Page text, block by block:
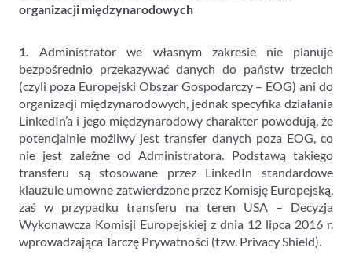
organizacji międzynarodowych
1. Administrator we własnym zakresie nie planuje
bezpośrednio przekazywać danych do państw trzecich
(czyli poza Europejski Obszar Gospodarczy – EOG) ani do
organizacji międzynarodowych, jednak specyfika działania
LinkedIn’a i jego międzynarodowy charakter powodują, że
potencjalnie możliwy jest transfer danych poza EOG, co
nie jest zależne od Administratora. Podstawą takiego
transferu są stosowane przez LinkedIn standardowe
klauzule umowne zatwierdzone przez Komisję Europejską,
zaś w przypadku transferu na teren USA – Decyzja
Wykonawcza Komisji Europejskiej z dnia 12 lipca 2016 r.
wprowadzająca Tarczę Prywatności (tzw. Privacy Shield).